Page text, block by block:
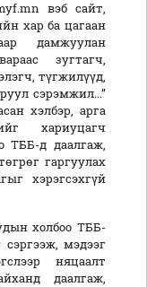
вэб сайт,
хар ба цагаан
дамжуулан
зугтагч,
түгжилүүд,
сэрэмжил...”
хэлбэр, арга
хариуцагч
ТББ-д даалгаж,
гаргуулах
хэрэгсэхгүй
холбоо ТББ-
мэдээг
няцаалт
даалгаж,